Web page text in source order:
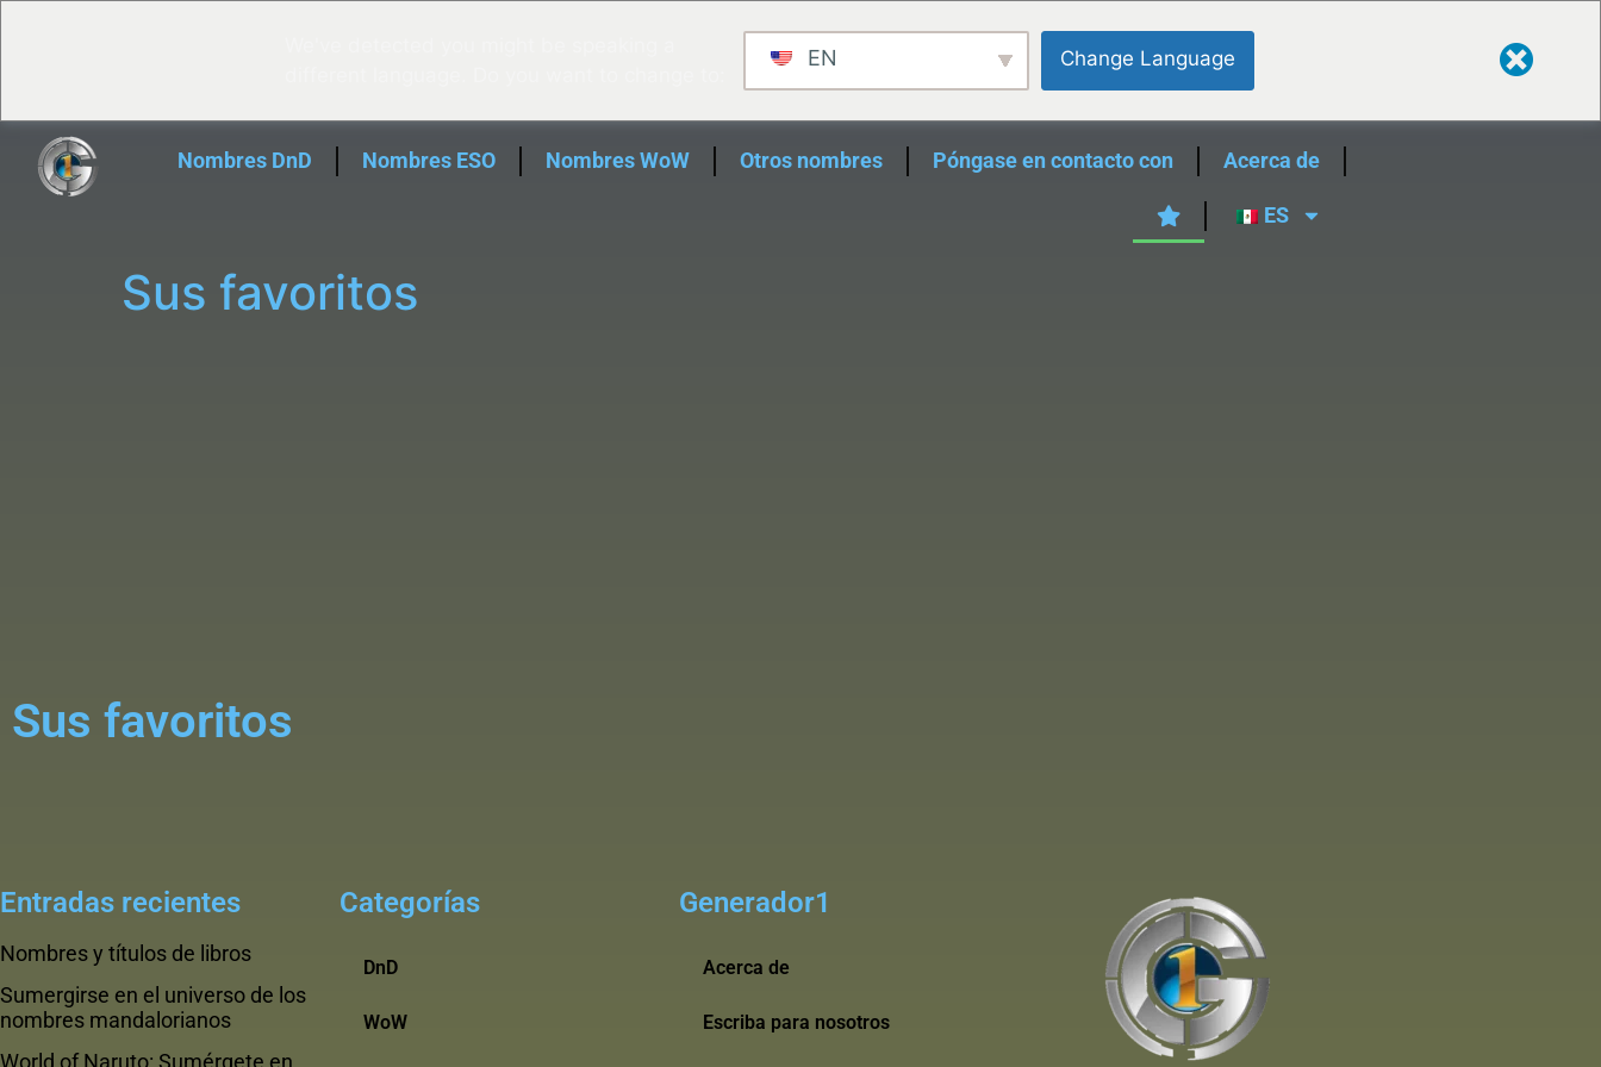
EN Change Language
Nombres DnD Nombres ESO Nombres WoW Otros nombres Póngase en contacto con Acerca de
ES
Sus favoritos
Sus favoritos
Entradas recientes
Nombres y títulos de libros
Sumergirse en el universo de los
nombres mandalorianos
World of Naruto: Sumérgete en
Categorías
DnD
WoW
Generador1
Acerca de
Escriba para nosotros